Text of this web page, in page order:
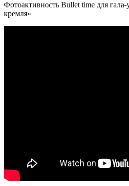
Фотоактивность Bullet time для
кремля»